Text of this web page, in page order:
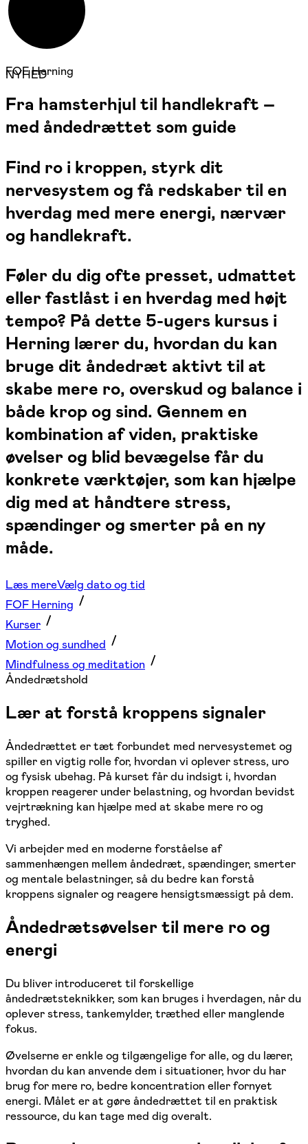
NYHED
FOF Herning
Fra hamsterhjul til handlekraft –
med åndedrættet som guide
Find ro i kroppen, styrk dit
nervesystem og få redskaber til en
hverdag med mere energi, nærvær
og handlekraft.
Føler du dig ofte presset, udmattet
eller fastlåst i en hverdag med højt
tempo? På dette 5-ugers kursus i
Herning lærer du, hvordan du kan
bruge dit åndedræt aktivt til at
skabe mere ro, overskud og balance i
både krop og sind. Gennem en
kombination af viden, praktiske
øvelser og blid bevægelse får du
konkrete værktøjer, som kan hjælpe
dig med at håndtere stress,
spændinger og smerter på en ny
måde.
Læs mereVælg dato og tid
FOF Herning
Kurser
Motion og sundhed
Mindfulness og meditation
Åndedrætshold
Lær at forstå kroppens signaler
Åndedrættet er tæt forbundet med nervesystemet og
spiller en vigtig rolle for, hvordan vi oplever stress, uro
og fysisk ubehag. På kurset får du indsigt i, hvordan
kroppen reagerer under belastning, og hvordan bevidst
vejrtrækning kan hjælpe med at skabe mere ro og
tryghed.
Vi arbejder med en moderne forståelse af
sammenhængen mellem åndedræt, spændinger, smerter
og mentale belastninger, så du bedre kan forstå
kroppens signaler og reagere hensigtsmæssigt på dem.
Åndedrætsøvelser til mere ro og
energi
Du bliver introduceret til forskellige
åndedrætsteknikker, som kan bruges i hverdagen, når du
oplever stress, tankemylder, træthed eller manglende
fokus.
Øvelserne er enkle og tilgængelige for alle, og du lærer,
hvordan du kan anvende dem i situationer, hvor du har
brug for mere ro, bedre koncentration eller fornyet
energi. Målet er at gøre åndedrættet til en praktisk
ressource, du kan tage med dig overalt.